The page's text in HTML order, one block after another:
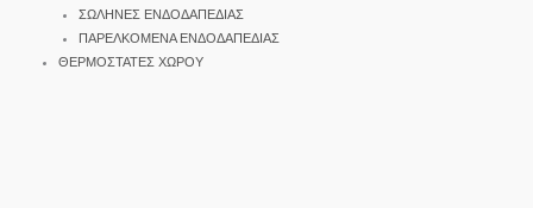
ΣΩΛΗΝΕΣ ΕΝΔΟΔΑΠΕΔΙΑΣ
ΠΑΡΕΛΚΟΜΕΝΑ ΕΝΔΟΔΑΠΕΔΙΑΣ
ΘΕΡΜΟΣΤΑΤΕΣ ΧΩΡΟΥ